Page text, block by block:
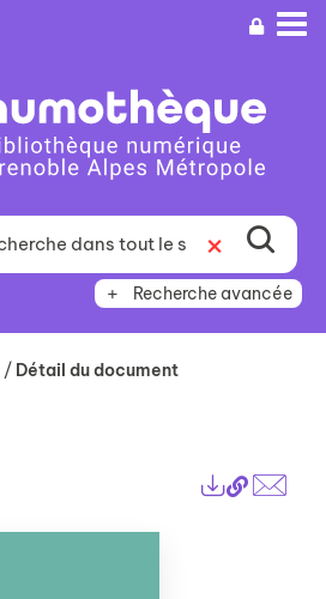
Recherche avancée
/ Détail du document
Lien